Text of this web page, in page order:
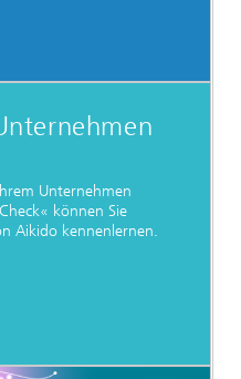
Unternehmen
können Sie
Aikido kennenlernen.